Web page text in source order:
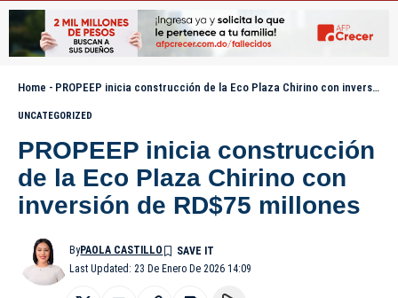
Home - PROPEEP inicia construcción de la Eco Plaza Chirino con inversión de RD$75 millones
UNCATEGORIZED
PROPEEP inicia construcción
de la Eco Plaza Chirino con
inversión de RD$75 millones
Last Updated: 23 De Enero De 2026 14:09
ByPAOLA CASTILLO